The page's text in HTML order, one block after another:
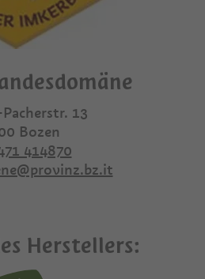
13
Bozen
414870
Herstellers: